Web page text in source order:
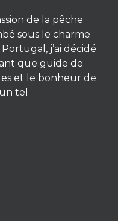
de la pêche
sous le charme
j’ai décidé
que guide de
et le bonheur de
tel